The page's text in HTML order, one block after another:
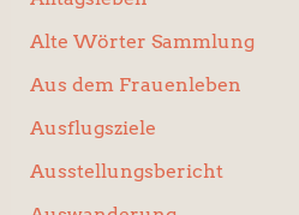
Alte Wörter Sammlung
Aus dem Frauenleben
Ausflugsziele
Ausstellungsbericht